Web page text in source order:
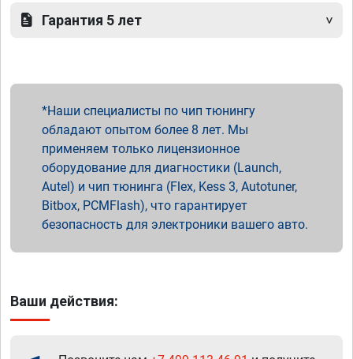
Гарантия 5 лет
Наши специалисты по чип тюнингу
обладают опытом более 8 лет. Мы
применяем только лицензионное
оборудование для диагностики (Launch,
Autel) и чип тюнинга (Flex, Kess 3, Autotuner,
Bitbox, PCMFlash), что гарантирует
безопасность для электроники вашего авто.
Ваши действия: